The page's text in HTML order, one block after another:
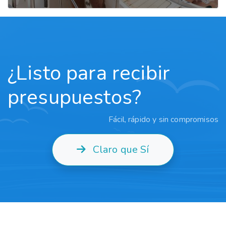
¿Listo para recibir
presupuestos?
Fácil, rápido y sin compromisos
Claro que Sí